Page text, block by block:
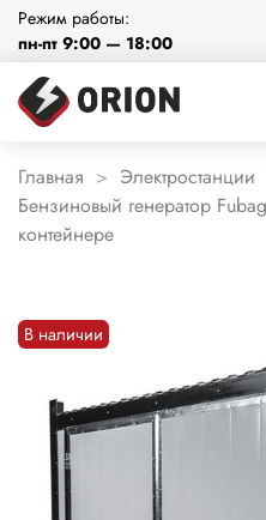
Режим работы:
пн-пт 9:00 — 18:00
Главная Электростанции
Бензиновый генератор
контейнере
В наличии